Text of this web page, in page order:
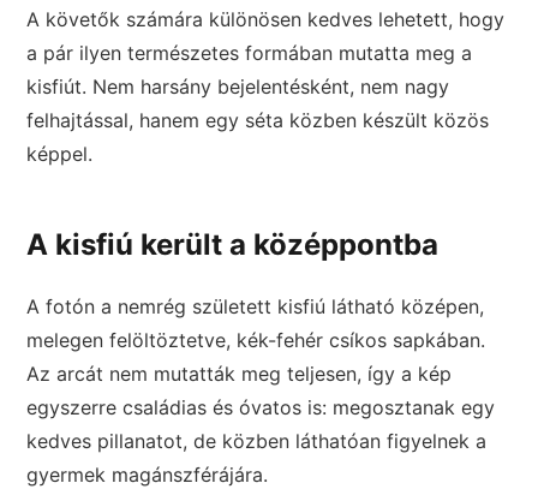
A követők számára különösen kedves lehetett, hogy
a pár ilyen természetes formában mutatta meg a
kisfiút. Nem harsány bejelentésként, nem nagy
felhajtással, hanem egy séta közben készült közös
képpel.
A kisfiú került a középpontba
A fotón a nemrég született kisfiú látható középen,
melegen felöltöztetve, kék-fehér csíkos sapkában.
Az arcát nem mutatták meg teljesen, így a kép
egyszerre családias és óvatos is: megosztanak egy
kedves pillanatot, de közben láthatóan figyelnek a
gyermek magánszférájára.